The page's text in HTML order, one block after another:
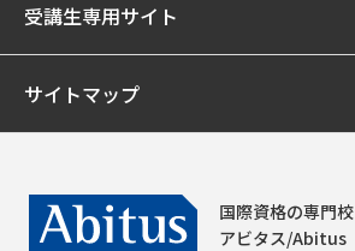
受講生専用サイト
サイトマップ
国際資格の専門校
アビタス/Abitus